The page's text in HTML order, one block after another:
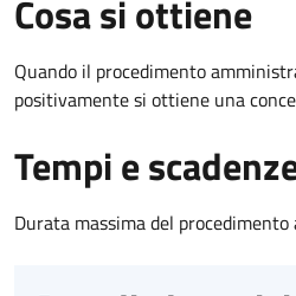
Cosa si ottiene
Quando il procedimento
positivamente si ottiene una
Tempi e
Durata massima del